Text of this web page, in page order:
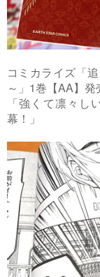
コミカライズ「
～」1巻【AA】発
「強くて凛々し
幕！」